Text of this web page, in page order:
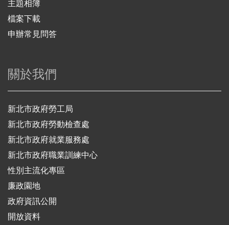
主題相簿
檔案下載
申辦常見問答
關於我們
新北市政府勞工局
新北市政府勞動檢查處
新北市政府就業服務處
新北市政府職業訓練中心
性別主流化專區
廉政園地
政府資訊公開
開放資料